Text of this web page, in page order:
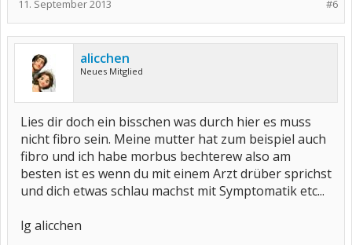
#6
11. September 2013
alicchen
Neues Mitglied
Lies dir doch ein bisschen was durch hier es muss
nicht fibro sein. Meine mutter hat zum beispiel auch
fibro und ich habe morbus bechterew also am
besten ist es wenn du mit einem Arzt drüber sprichst
und dich etwas schlau machst mit Symptomatik etc...
lg alicchen